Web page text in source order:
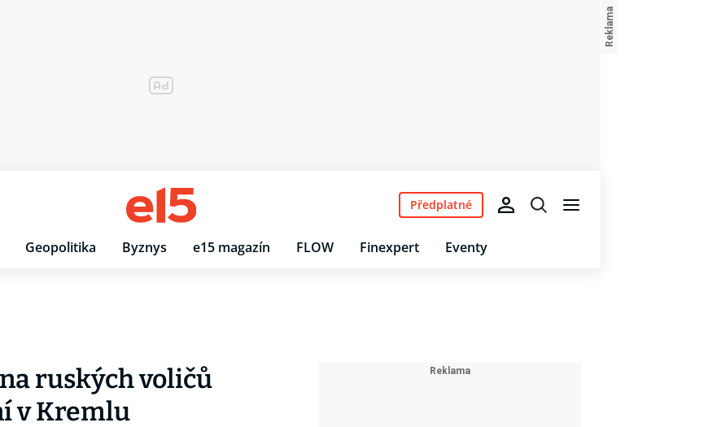
Geopolitika Byznys e15 magazín FLOW Finexpert Eventy
Předplatné
ruských voličů
v Kremlu